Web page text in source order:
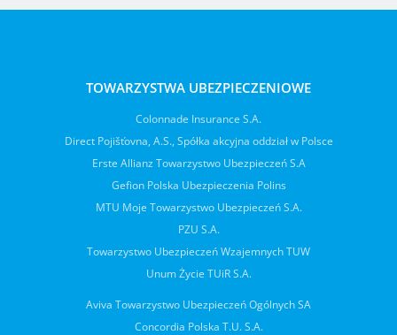
TOWARZYSTWA UBEZPIECZENIOWE
Colonnade Insurance S.A.
Direct Pojišťovna, A.S., Spółka akcyjna oddział w Polsce
Erste Allianz Towarzystwo Ubezpieczeń S.A
Gefion Polska Ubezpieczenia Polins
MTU Moje Towarzystwo Ubezpieczeń S.A.
PZU S.A.
Towarzystwo Ubezpieczeń Wzajemnych TUW
Unum Życie TUiR S.A.
Aviva Towarzystwo Ubezpieczeń Ogólnych SA
Concordia Polska T.U. S.A.